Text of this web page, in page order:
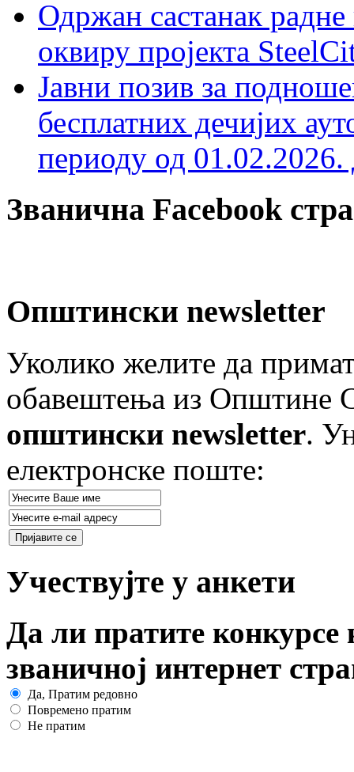
Одржан састанак
оквиру пројекта
Јавни позив за
бесплатних дечијих
периоду од
Званична Facebook
Општински newsletter
Уколико желите да
обавештења из Општине
општински newsletter.
електронске поште:
Учествујте у анкети
Да ли пратите конкурсе
званичној интернет
Да, Пратим редовно
Повремено пратим
Не пратим